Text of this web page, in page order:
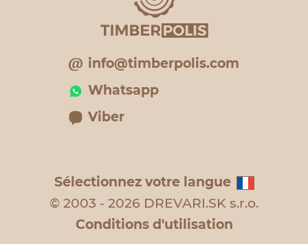
info@timberpolis.com
Whatsapp
Viber
Sélectionnez votre langue
© 2003 - 2026 DREVARI.SK s.r.o.
Conditions d'utilisation